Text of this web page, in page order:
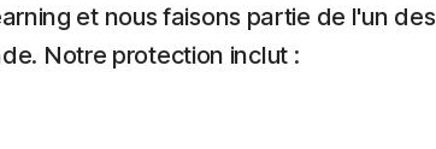
et nous faisons partie de l'un des
Notre protection inclut :